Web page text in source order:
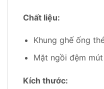
Chất liệu:
Khung ghế ống
Mặt ngồi đệm
Kích thước: